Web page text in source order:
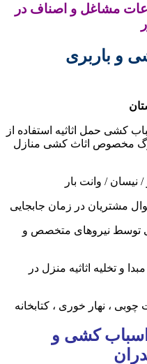
مشاغل و اصناف در
و باربری
کشی حمل اثاثیه استفاده از
مخصوص اثاث کشی منازل
/ وانت بار
مشتریان در زمان جابجایی
توسط نیروهای متخصص و
و تخلیه اثاثیه منزل در
، نهار خوری ، کتابخانه
اسباب کشی و